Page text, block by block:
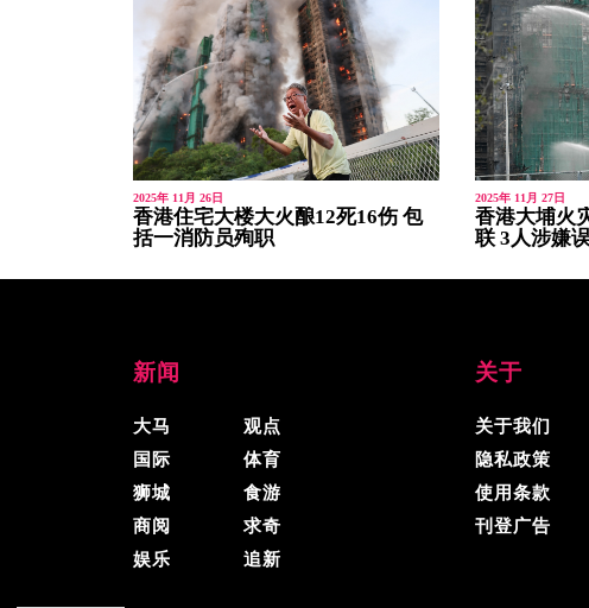
2025年 11月 26日
香港住宅大楼大火酿12死16伤 包
括一消防员殉职
2025年 11月 27日
香港大埔火
联 3人涉嫌
新闻
大马
国际
狮城
商阅
娱乐
观点
体育
食游
求奇
追新
关于
关于我们
隐私政策
使用条款
刊登广告